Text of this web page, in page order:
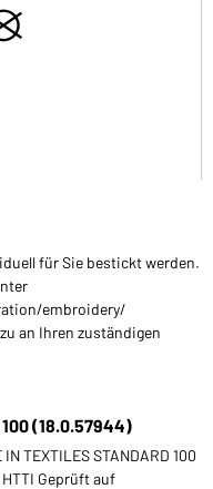
für Sie bestickt werden.
embroidery/
an Ihren zuständigen
(18.0.57944)
IN TEXTILES STANDARD 100
HTTI Geprüft auf